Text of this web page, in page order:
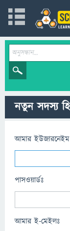
নতুন সদস্য
আমার ইউজারনেইম
পাসওয়ার্ডঃ
আমার ই-মেইলঃ